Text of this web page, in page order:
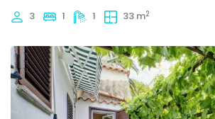
3 1 1 33 m2